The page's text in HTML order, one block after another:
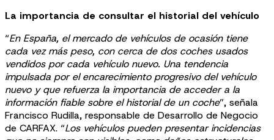
La importancia de consultar el historial del vehículo
“En España, el mercado de vehículos de ocasión tiene
cada vez más peso, con cerca de dos coches usados
vendidos por cada vehículo nuevo. Una tendencia
impulsada por el encarecimiento progresivo del vehículo
nuevo y que refuerza la importancia de acceder a la
información fiable sobre el historial de un coche”, señala
Francisco Rudilla, responsable de Desarrollo de Negocio
de CARFAX. “Los vehículos pueden presentar incidencias